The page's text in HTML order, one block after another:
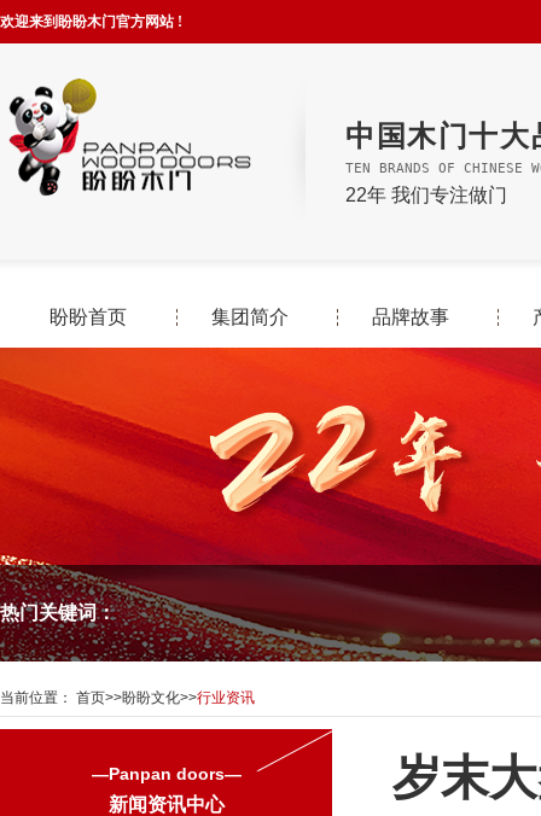
欢迎来到盼盼木门官方网站 !
中国木门十大
TEN BRANDS OF CHINESE
22年 我们专注做门
盼盼首页 集团简介 品牌故事
热门关键词：
当前位置： 首页>>盼盼文化>>行业资讯
—Panpan doors—
新闻资讯中心
岁末